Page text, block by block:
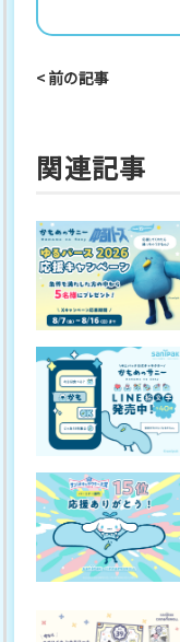
< 前の記事
関連記事